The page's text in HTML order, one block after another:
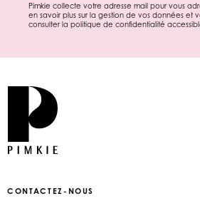
Pimkie collecte votre adresse mail pour vous
en savoir plus sur la gestion de vos données et
consulter la politique de confidentialité
CONTACTEZ-NOUS